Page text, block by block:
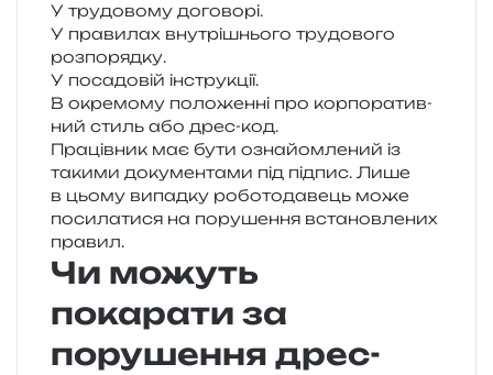
У тру­до­во­му договорі.
У пра­ви­лах вну­трі­шньо­го тру­до­во­го
розпорядку.
У поса­до­вій інструкції.
В окре­мо­му поло­жен­ні про кор­по­ра­тив­
ний стиль або дрес-код.
Працівник має бути озна­йом­ле­ний із
таки­ми доку­мен­та­ми під під­пис. Лише
в цьому випад­ку робо­то­да­вець може
поси­ла­ти­ся на пору­ше­н­ня вста­нов­ле­них
правил.
Чи можуть
покарати за
порушення дрес-